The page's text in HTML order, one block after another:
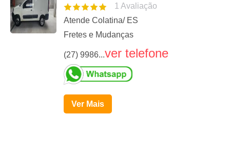
1 Avaliação
Atende Colatina/ ES
Fretes e Mudanças
(27) 9986...ver telefone
Ver Mais